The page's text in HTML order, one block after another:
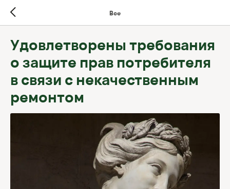
Все
Удовлетворены требования
о защите прав потребителя
в связи с некачественным
ремонтом